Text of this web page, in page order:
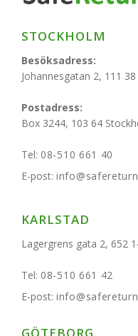
STOCKHOLM
Besöksadress:
Johannesgatan 2, 111
Postadress:
Box 3244, 103 64
Tel: 08-510 661 40
E-post:
KARLSTAD
Lagergrens gata 2, 652
Tel: 08-510 661 42
E-post: